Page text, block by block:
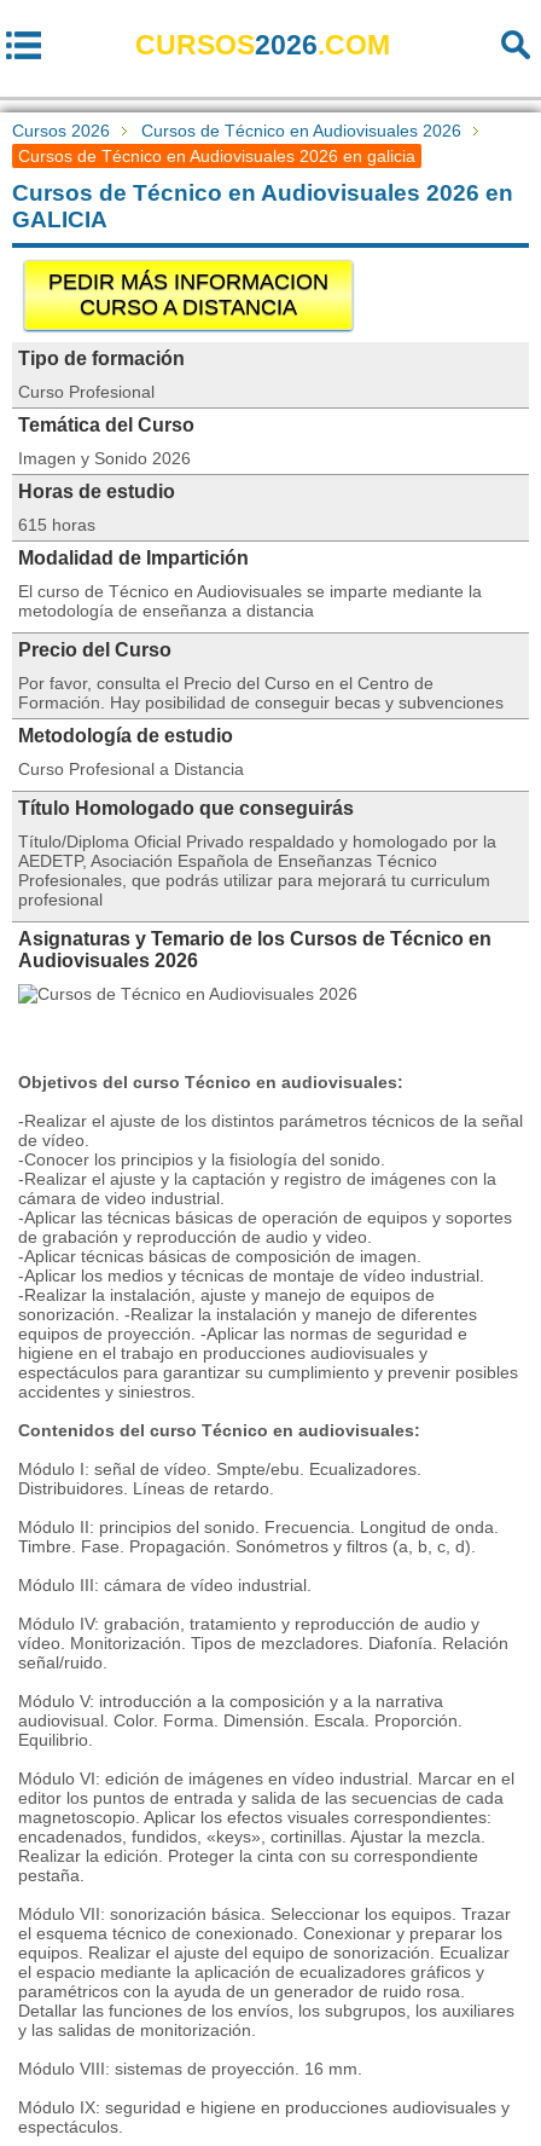
CURSOS2026.COM
Cursos 2026
Cursos de Técnico en Audiovisuales 2026
Cursos de Técnico en Audiovisuales 2026 en galicia
Cursos de Técnico en Audiovisuales 2026 en
GALICIA
PEDIR MÁS INFORMACION
CURSO A DISTANCIA
Tipo de formación
Curso Profesional
Temática del Curso
Imagen y Sonido 2026
Horas de estudio
615 horas
Modalidad de Impartición
El curso de Técnico en Audiovisuales se imparte mediante la
metodología de enseñanza a distancia
Precio del Curso
Por favor, consulta el Precio del Curso en el Centro de
Formación. Hay posibilidad de conseguir becas y subvenciones
Metodología de estudio
Curso Profesional a Distancia
Título Homologado que conseguirás
Título/Diploma Oficial Privado respaldado y homologado por la
AEDETP, Asociación Española de Enseñanzas Técnico
Profesionales, que podrás utilizar para mejorará tu curriculum
profesional
Asignaturas y Temario de los Cursos de Técnico en
Audiovisuales 2026
Objetivos del curso Técnico en audiovisuales:
-Realizar el ajuste de los distintos parámetros técnicos de la señal
de vídeo.
-Conocer los principios y la fisiología del sonido.
-Realizar el ajuste y la captación y registro de imágenes con la
cámara de video industrial.
-Aplicar las técnicas básicas de operación de equipos y soportes
de grabación y reproducción de audio y video.
-Aplicar técnicas básicas de composición de imagen.
-Aplicar los medios y técnicas de montaje de vídeo industrial.
-Realizar la instalación, ajuste y manejo de equipos de
sonorización. -Realizar la instalación y manejo de diferentes
equipos de proyección. -Aplicar las normas de seguridad e
higiene en el trabajo en producciones audiovisuales y
espectáculos para garantizar su cumplimiento y prevenir posibles
accidentes y siniestros.
Contenidos del curso Técnico en audiovisuales:
Módulo I: señal de vídeo. Smpte/ebu. Ecualizadores.
Distribuidores. Líneas de retardo.
Módulo II: principios del sonido. Frecuencia. Longitud de onda.
Timbre. Fase. Propagación. Sonómetros y filtros (a, b, c, d).
Módulo III: cámara de vídeo industrial.
Módulo IV: grabación, tratamiento y reproducción de audio y
vídeo. Monitorización. Tipos de mezcladores. Diafonía. Relación
señal/ruido.
Módulo V: introducción a la composición y a la narrativa
audiovisual. Color. Forma. Dimensión. Escala. Proporción.
Equilibrio.
Módulo VI: edición de imágenes en vídeo industrial. Marcar en el
editor los puntos de entrada y salida de las secuencias de cada
magnetoscopio. Aplicar los efectos visuales correspondientes:
encadenados, fundidos, «keys», cortinillas. Ajustar la mezcla.
Realizar la edición. Proteger la cinta con su correspondiente
pestaña.
Módulo VII: sonorización básica. Seleccionar los equipos. Trazar
el esquema técnico de conexionado. Conexionar y preparar los
equipos. Realizar el ajuste del equipo de sonorización. Ecualizar
el espacio mediante la aplicación de ecualizadores gráficos y
paramétricos con la ayuda de un generador de ruido rosa.
Detallar las funciones de los envíos, los subgrupos, los auxiliares
y las salidas de monitorización.
Módulo VIII: sistemas de proyección. 16 mm.
Módulo IX: seguridad e higiene en producciones audiovisuales y
espectáculos.